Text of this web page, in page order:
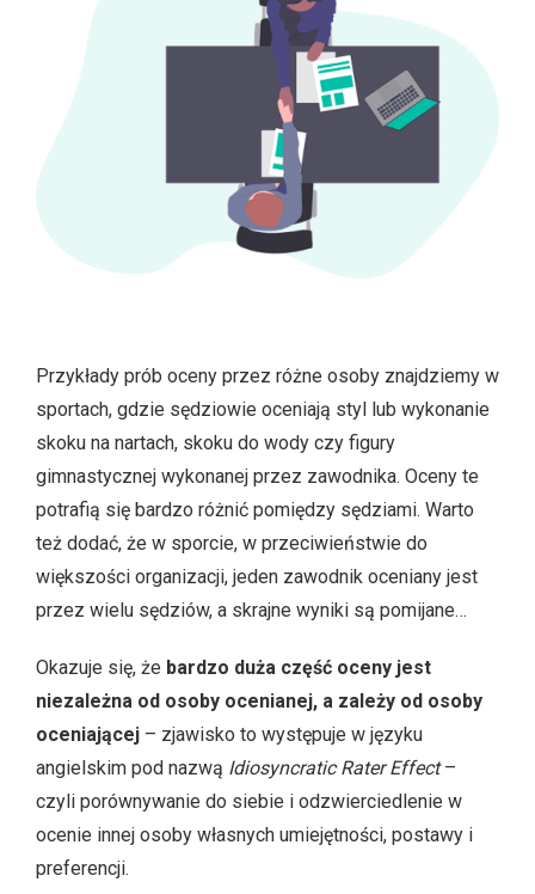
Przykłady prób oceny przez różne osoby znajdziemy w
sportach, gdzie sędziowie oceniają styl lub wykonanie
skoku na nartach, skoku do wody czy figury
gimnastycznej wykonanej przez zawodnika. Oceny te
potrafią się bardzo różnić pomiędzy sędziami. Warto
też dodać, że w sporcie, w przeciwieństwie do
większości organizacji, jeden zawodnik oceniany jest
przez wielu sędziów, a skrajne wyniki są pomijane…
Okazuje się, że bardzo duża część oceny jest
niezależna od osoby ocenianej, a zależy od osoby
oceniającej – zjawisko to występuje w języku
angielskim pod nazwą Idiosyncratic Rater Effect–
czyli porównywanie do siebie i odzwierciedlenie w
ocenie innej osoby własnych umiejętności, postawy i
preferencji.